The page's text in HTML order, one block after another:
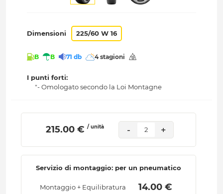
Dimensioni 225/60 W 16
B B 71 db 4 stagioni
I punti forti:
"- Omologato secondo la Loi Montagne
215.00 € / unità - 2 +
Servizio di montaggio: per un pneumatico
Montaggio + Equilibratura 14.00 €